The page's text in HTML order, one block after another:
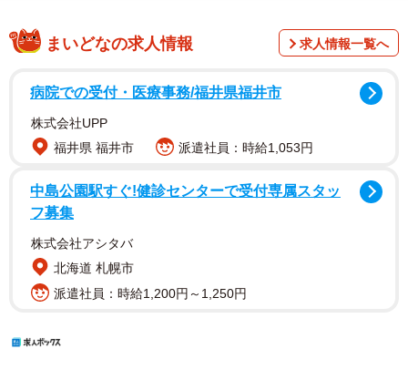
まいどなの求人情報 求人情報一覧へ
病院での受付・医療事務/福井県福井市
株式会社UPP
福井県 福井市
派遣社員：時給1,053円
中島公園駅すぐ!健診センターで受付専属スタッ
フ募集
株式会社アシタバ
北海道 札幌市
派遣社員：時給1,200円～1,250円